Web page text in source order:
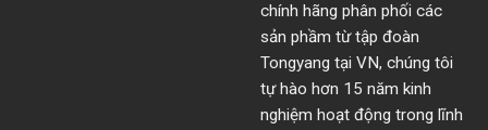
chính hãng phân phối các
sản phầm từ tập đoàn
Tongyang tại VN, chúng tôi
tự hào hơn 15 năm kinh
nghiệm hoạt động trong lĩnh